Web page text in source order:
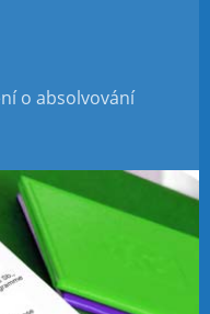
o absolvování